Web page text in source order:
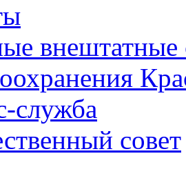
внештатные
служба
совет